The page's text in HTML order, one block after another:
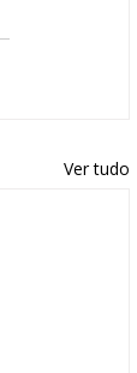
Ver tudo